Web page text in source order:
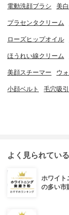
電動洗顔ブラシ 美
プラセンタクリーム
ローズヒップオイル
ほうれい線クリーム
美顔スチーマー ウ
小顔ベルト 毛穴吸
よく見られてい
ホワイト
の多い市